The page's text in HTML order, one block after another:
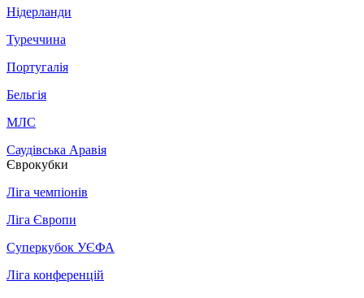
Нідерланди
Туреччина
Португалія
Бельгія
МЛС
Саудівська Аравія
Єврокубки
Ліга чемпіонів
Ліга Європи
Суперкубок УЄФА
Ліга конференцій